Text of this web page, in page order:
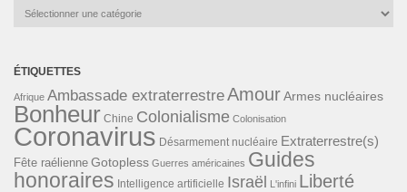
Catégories
ÉTIQUETTES
Afrique Ambassade extraterrestreAmourArmes nucléaires
Bonheur Chine Colonialisme Colonisation
Coronavirus Désarmement nucléaire Extraterrestre(s)
Fête raélienne Gotopless Guerres américaines Guides
honoraires Intelligence artificielle Israël L'infini Liberté